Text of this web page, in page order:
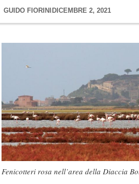
GUIDO FIORINI DICEMBRE 2, 2021
Fenicotteri rosa nell’area della Diaccia